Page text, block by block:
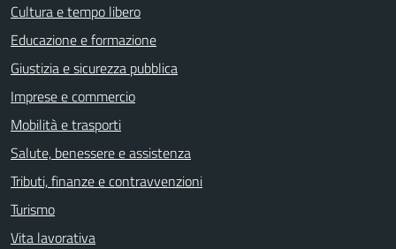
Cultura e tempo libero
Educazione e formazione
Giustizia e sicurezza pubblica
Imprese e commercio
Mobilità e trasporti
Salute, benessere e assistenza
Tributi, finanze e contravvenzioni
Turismo
Vita lavorativa